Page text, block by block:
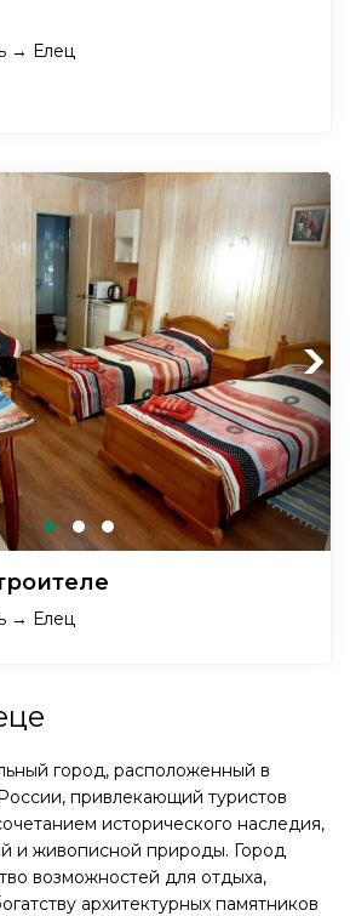
→ Елец
Next
→ Елец
город, расположенный в
привлекающий туристов
исторического наследия,
и живописной природы. Город
возможностей для отдыха,
архитектурных памятников